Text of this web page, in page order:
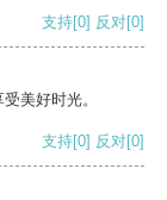
支持[0] 反对[0]
美好时光。
支持[0] 反对[0]